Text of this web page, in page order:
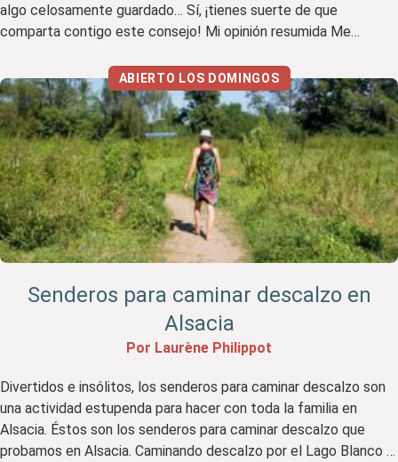
algo celosamente guardado… Sí, ¡tienes suerte de que
comparta contigo este consejo! Mi opinión resumida Me
He aquí una idea original […]ABIERTO LOS DOMINGOS
Senderos para caminar descalzo en
Alsacia
Por Laurène Philippot
Divertidos e insólitos, los senderos para caminar descalzo son
una actividad estupenda para hacer con toda la familia en
Alsacia. Éstos son los senderos para caminar descalzo que
probamos en Alsacia. Caminando descalzo por el Lago Blanco El